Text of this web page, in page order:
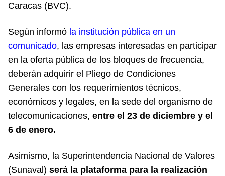
Caracas (BVC).
Según informó la institución pública en un
comunicado, las empresas interesadas en participar
en la oferta pública de los bloques de frecuencia,
deberán adquirir el Pliego de Condiciones
Generales con los requerimientos técnicos,
económicos y legales, en la sede del organismo de
telecomunicaciones, entre el 23 de diciembre y el
6 de enero.
Asimismo, la Superintendencia Nacional de Valores
(Sunaval) será la plataforma para la realización